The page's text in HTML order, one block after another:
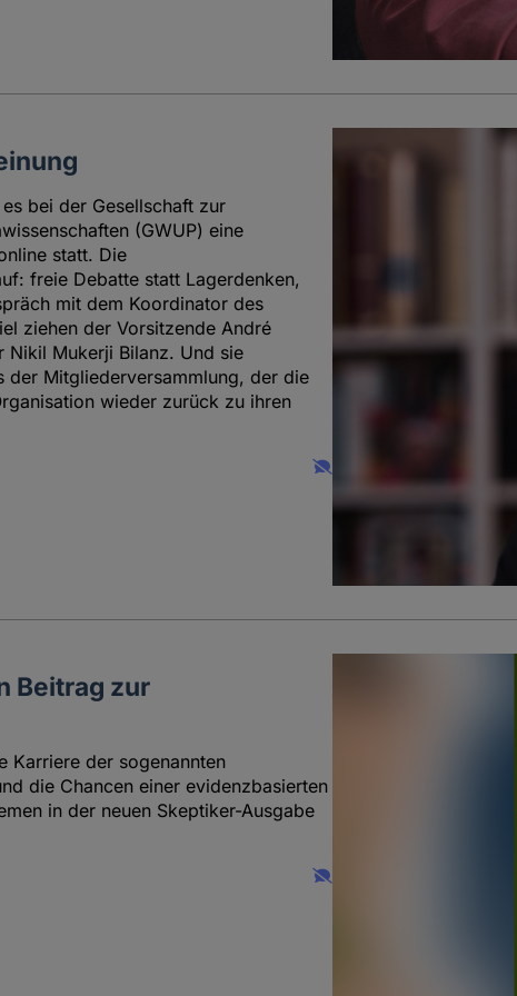
bei der Gesellschaft zur
(GWUP) eine
statt. Die
freie Debatte statt Lagerdenken,
mit dem Koordinator des
ziehen der Vorsitzende André
Nikil Mukerji Bilanz. Und sie
der Mitgliederversammlung, der die
wieder zurück zu ihren
Beitrag zur
Karriere der sogenannten
die Chancen einer evidenzbasierten
in der neuen Skeptiker-Ausgabe